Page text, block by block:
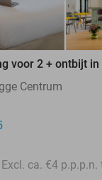
voor 2 + ontbijt
Centrum
Excl. ca. €4